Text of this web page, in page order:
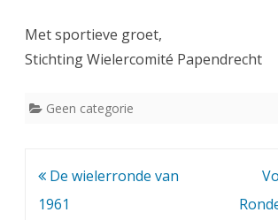
Met sportieve groet,
Stichting Wielercomité Papendrecht
Geen categorie
Bericht
navigatie
De wielerronde van
1961